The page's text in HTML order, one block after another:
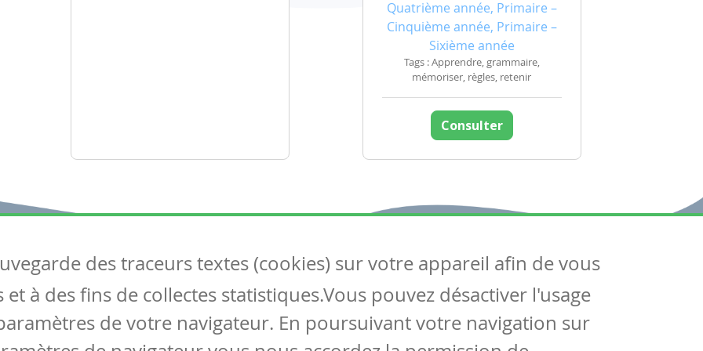
Quatrième année, Primaire –
Cinquième année, Primaire –
Sixième année
Tags : Apprendre, grammaire,
mémoriser, règles, retenir
Consulter
Articles
Tous les articles
Articles DYS
Suivez-nous
Contactez-nous
Soutien scolaire
des traceurs textes (cookies) sur votre appareil afin de vous
à des fins de collectes statistiques.Vous pouvez désactiver l'usage
de votre navigateur. En poursuivant votre navigation sur